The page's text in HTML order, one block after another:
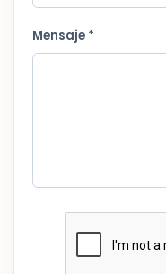
Mensaje *